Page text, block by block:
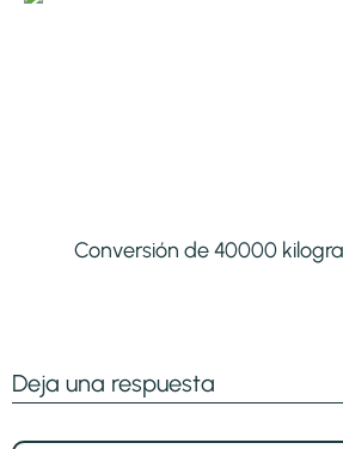
Conversión de 40000
Deja una respuesta